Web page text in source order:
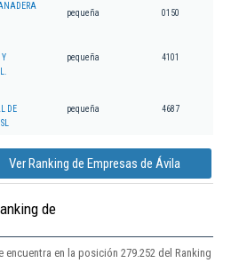
pequeña 0150
pequeña 4101
DE
pequeña 4687
Ver Ranking de Empresas de Ávila
de
encuentra en la posición 279.252 del Ranking